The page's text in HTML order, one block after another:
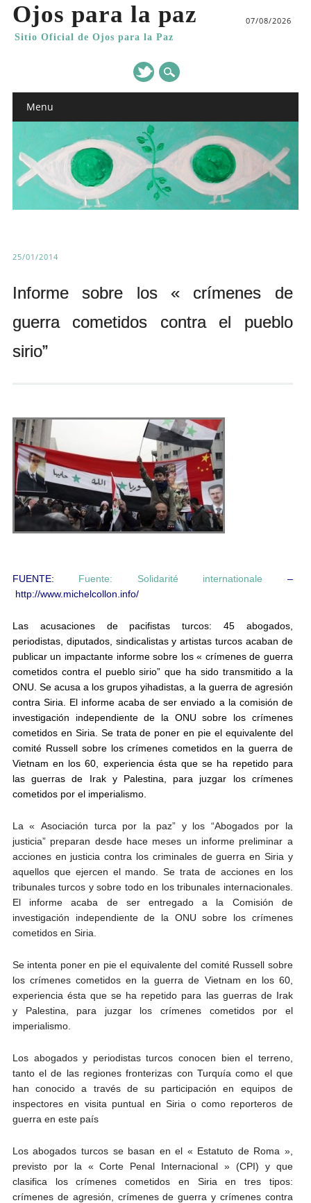
Ojos para la paz
Sitio Oficial de Ojos para la Paz
07/08/2026
Main menu
Menu
Andrés Vázquez de Sola
25/01/2014
Informe sobre los « crímenes de
guerra cometidos contra el pueblo
sirio”
FUENTE: Fuente: Solidarité internationale –
http://www.michelcollon.info/
Las acusaciones de pacifistas turcos: 45 abogados,
periodistas, diputados, sindicalistas y artistas turcos acaban de
publicar un impactante informe sobre los « crímenes de guerra
cometidos contra el pueblo sirio” que ha sido transmitido a la
ONU. Se acusa a los grupos yihadistas, a la guerra de agresión
contra Siria. El informe acaba de ser enviado a la comisión de
investigación independiente de la ONU sobre los crímenes
cometidos en Siria. Se trata de poner en pie el equivalente del
comité Russell sobre los crímenes cometidos en la guerra de
Vietnam en los 60, experiencia ésta que se ha repetido para
las guerras de Irak y Palestina, para juzgar los crímenes
cometidos por el imperialismo.
La « Asociación turca por la paz” y los “Abogados por la
justicia” preparan desde hace meses un informe preliminar a
acciones en justicia contra los criminales de guerra en Siria y
aquellos que ejercen el mando. Se trata de acciones en los
tribunales turcos y sobre todo en los tribunales internacionales.
El informe acaba de ser entregado a la Comisión de
investigación independiente de la ONU sobre los crímenes
cometidos en Siria.
Se intenta poner en pie el equivalente del comité Russell sobre
los crímenes cometidos en la guerra de Vietnam en los 60,
experiencia ésta que se ha repetido para las guerras de Irak
y Palestina, para juzgar los crímenes cometidos por el
imperialismo.
Los abogados y periodistas turcos conocen bien el terreno,
tanto el de las regiones fronterizas con Turquía como el que
han conocido a través de su participación en equipos de
inspectores en visita puntual en Siria o como reporteros de
guerra en este país
Los abogados turcos se basan en el « Estatuto de Roma »,
previsto por la « Corte Penal Internacional » (CPI) y que
clasifica los crímenes cometidos en Siria en tres tipos:
crímenes de agresión, crímenes de guerra y crímenes contra